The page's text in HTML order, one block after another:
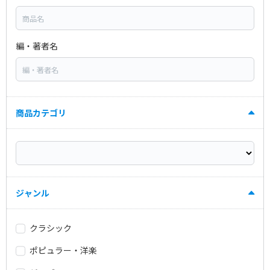
編・著者名
商品カテゴリ
ジャンル
クラシック
ポピュラー・洋楽